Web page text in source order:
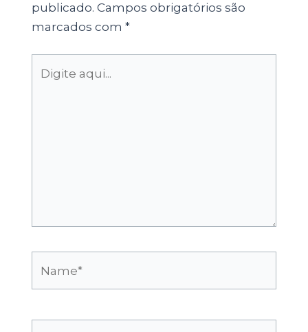
publicado. Campos obrigatórios são
marcados com *
aqui...